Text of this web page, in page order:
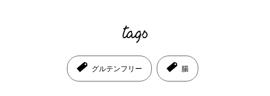
グルテンフリー 腸